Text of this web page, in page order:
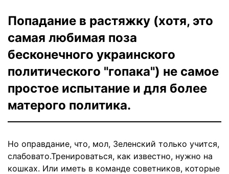
Попадание в растяжку (хотя, это
самая любимая поза
бесконечного украинского
политического "гопака") не самое
простое испытание и для более
матерого политика.
Но оправдание, что, мол, Зеленский только учится,
слабовато.Тренироваться, как известно, нужно на
кошках. Или иметь в команде советников, которые